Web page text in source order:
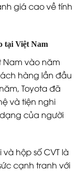
giá cao về tính
tại Việt Nam
Nam vào năm
hàng lần đầu
Toyota đã
và tiện nghi
của người
và hộp số CVT là
cạnh tranh với